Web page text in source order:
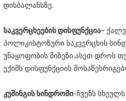
დისბალანსზე.
საკვერცხეების დისფუნქცია–
პოლიკისტოზური საკვერცხის
უნაყოფობის მიზეზი.ასეთ დროს
ექიმს დისფუნქციის
კუშინგის სინდრომი-ჩვენს